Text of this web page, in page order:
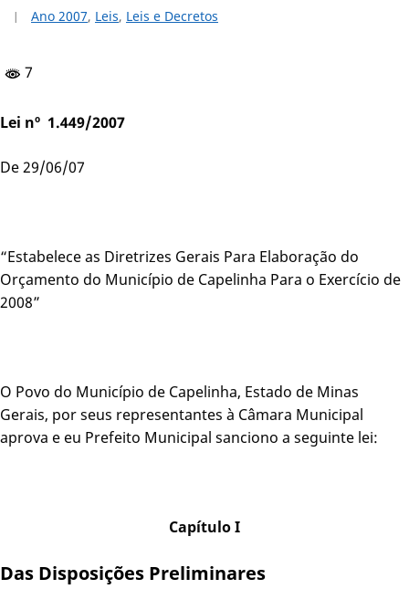
Ano 2007, Leis, Leis e Decretos
7
Lei nº 1.449/2007
De 29/06/07
“Estabelece as Diretrizes Gerais Para Elaboração do
Orçamento do Município de Capelinha Para o Exercício de
2008”
O Povo do Município de Capelinha, Estado de Minas
Gerais, por seus representantes à Câmara Municipal
aprova e eu Prefeito Municipal sanciono a seguinte lei:
Capítulo I
Das Disposições Preliminares